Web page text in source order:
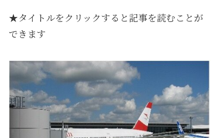
★タイトルをクリックすると記事を読むことが
できます